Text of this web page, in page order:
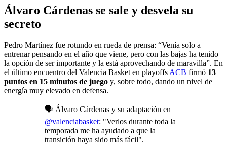
Álvaro Cárdenas se sale y desvela su
secreto
Pedro Martínez fue rotundo en rueda de prensa: “Venía solo a
entrenar pensando en el año que viene, pero con las bajas ha tenido
la opción de ser importante y la está aprovechando de maravilla”. En
el último encuentro del Valencia Basket en playoffsACB firmó 13
puntos en 15 minutos de juego y, sobre todo, dando un nivel de
energía muy elevado en defensa.
🗣️ Álvaro Cárdenas y su adaptación en
@valenciabasket: "Verlos durante toda la
temporada me ha ayudado a que la
transición haya sido más fácil".